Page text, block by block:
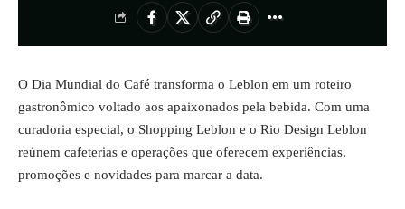
O Dia Mundial do Café transforma o Leblon em um roteiro
gastronômico voltado aos apaixonados pela bebida. Com uma
curadoria especial, o Shopping Leblon e o Rio Design Leblon
reúnem cafeterias e operações que oferecem experiências,
promoções e novidades para marcar a data.